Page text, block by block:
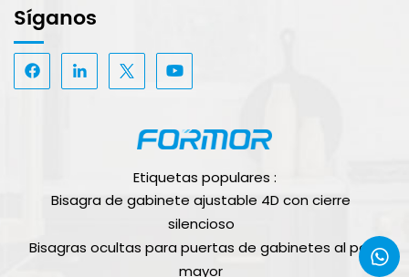
Síganos
Etiquetas populares :
Bisagra de gabinete ajustable 4D con cierre
silencioso
Bisagras ocultas para puertas de gabinetes al por
mayor